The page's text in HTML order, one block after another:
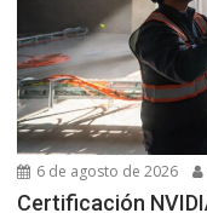
6 de agosto de 2026
Certificación